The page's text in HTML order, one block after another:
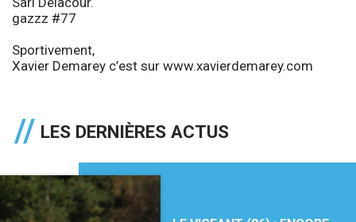
gazzz #77
Sportivement,
Xavier Demarey c’est sur www.xavierdemarey.com
LES DERNIÈRES ACTUS